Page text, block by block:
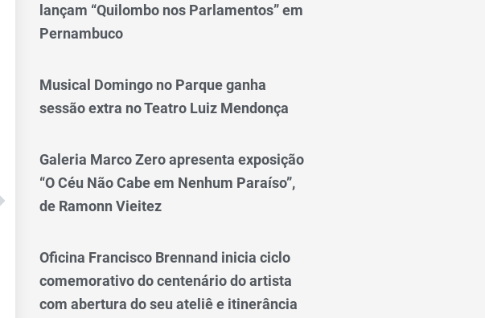
lançam “Quilombo nos Parlamentos” em
Pernambuco
Musical Domingo no Parque ganha
sessão extra no Teatro Luiz Mendonça
Galeria Marco Zero apresenta exposição
“O Céu Não Cabe em Nenhum Paraíso”,
de Ramonn Vieitez
Oficina Francisco Brennand inicia ciclo
comemorativo do centenário do artista
com abertura do seu ateliê e itinerância